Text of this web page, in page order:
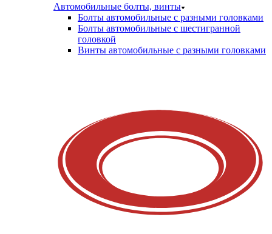
Автомобильные болты, винты
Болты автомобильные с разными головками
Болты автомобильные с шестигранной
головкой
Винты автомобильные с разными головками